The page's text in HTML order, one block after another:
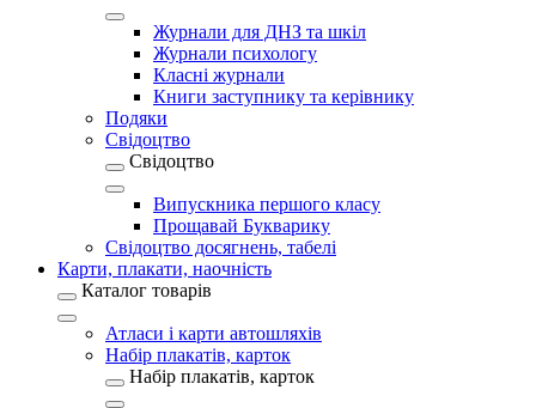
Журнали для ДНЗ та шкіл
Журнали психологу
Класні журнали
Книги заступнику та керівнику
Подяки
Свідоцтво
Свідоцтво
Випускника першого класу
Прощавай Букварику
Свідоцтво досягнень, табелі
Карти, плакати, наочність
Каталог товарів
Атласи і карти автошляхів
Набір плакатів, карток
Набір плакатів, карток